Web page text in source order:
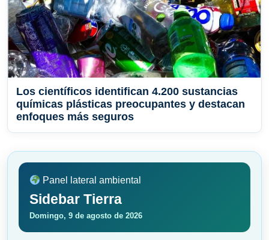
Los científicos identifican 4.200 sustancias
químicas plásticas preocupantes y destacan
enfoques más seguros
Panel lateral ambiental
Sidebar Tierra
Domingo, 9 de agosto de 2026